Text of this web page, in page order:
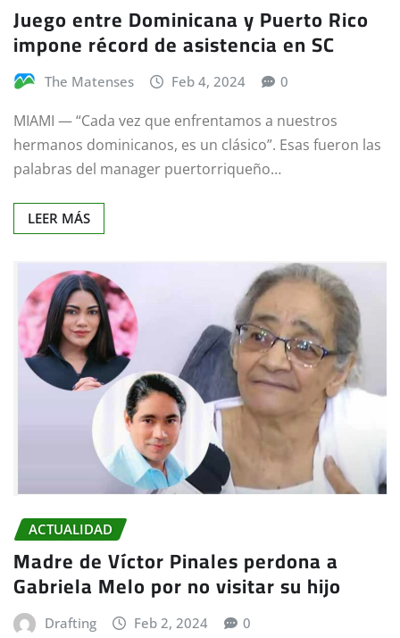
Juego entre Dominicana y Puerto Rico
impone récord de asistencia en SC
The Matenses Feb 4, 2024 0
MIAMI — “Cada vez que enfrentamos a nuestros
hermanos dominicanos, es un clásico”. Esas fueron las
palabras del manager puertorriqueño…
LEER MÁS
ACTUALIDAD
Madre de Víctor Pinales perdona a
Gabriela Melo por no visitar su hijo
Drafting Feb 2, 2024 0